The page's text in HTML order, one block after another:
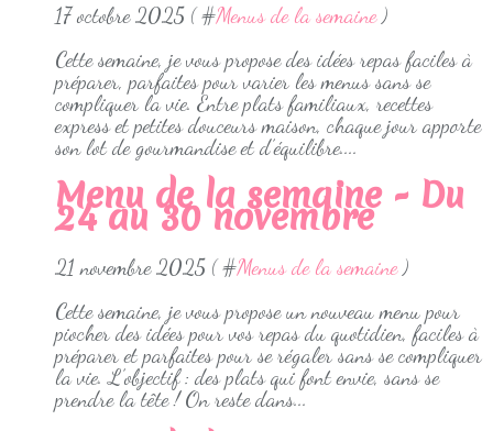
17 octobre 2025 ( #Menus de la semaine)
Cette semaine, je vous propose des idées repas faciles à
préparer, parfaites pour varier les menus sans se
compliquer la vie. Entre plats familiaux, recettes
express et petites douceurs maison, chaque jour apporte
son lot de gourmandise et d’équilibre....
Menu de la semaine - Du
24 au 30 novembre
21 novembre 2025 ( #Menus de la semaine)
Cette semaine, je vous propose un nouveau menu pour
piocher des idées pour vos repas du quotidien, faciles à
préparer et parfaites pour se régaler sans se compliquer
la vie. L’objectif : des plats qui font envie, sans se
prendre la tête ! On reste dans...